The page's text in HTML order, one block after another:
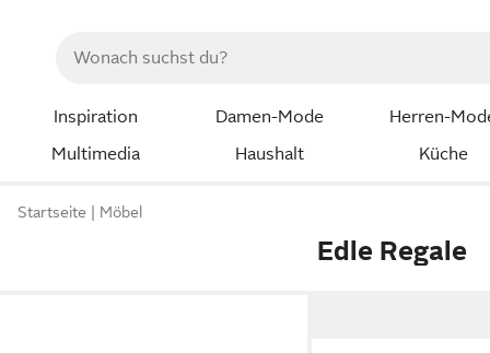
Inspiration Damen-Mode Herren-
Multimedia
Haushalt Küche
Startseite Möbel
Edle Regale